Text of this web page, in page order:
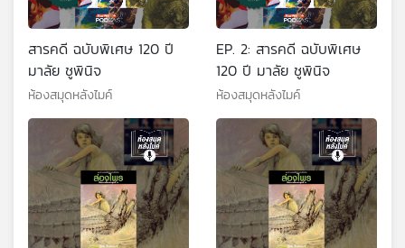
สารคดี ฉบับพิเศษ 120 ปี
มาลัย ชูพินิจ
ห้องสมุดหลังไมค์
EP. 2: สารคดี ฉบับพิเศษ
120 ปี มาลัย ชูพินิจ
ห้องสมุดหลังไมค์